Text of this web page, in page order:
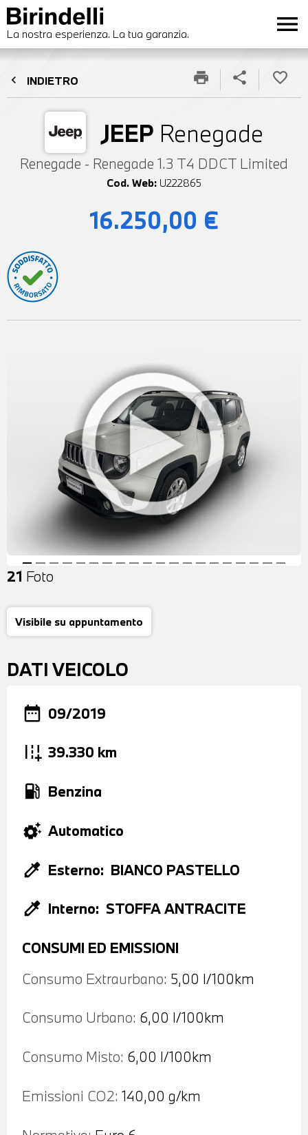
La nostra esperienza. La tua garanzia. menu
chevron_left INDIETRO
JEEP Renegade
Renegade - Renegade 1.3 T4 DDCT Limited
Cod. Web: U222865
print share favorite_border
16.250,00 €
21 Foto
Visibile su appuntamento
DATI VEICOLO
date_range 09/2019
add_road 39.330 km
local_gas_station Benzina
settings_suggest Automatico
colorize Esterno: BIANCO PASTELLO
colorize Interno: STOFFA ANTRACITE
CONSUMI ED EMISSIONI
Consumo Extraurbano: 5,00 l/100km
Consumo Urbano: 6,00 l/100km
Consumo Misto: 6,00 l/100km
Emissioni CO2: 140,00 g/km